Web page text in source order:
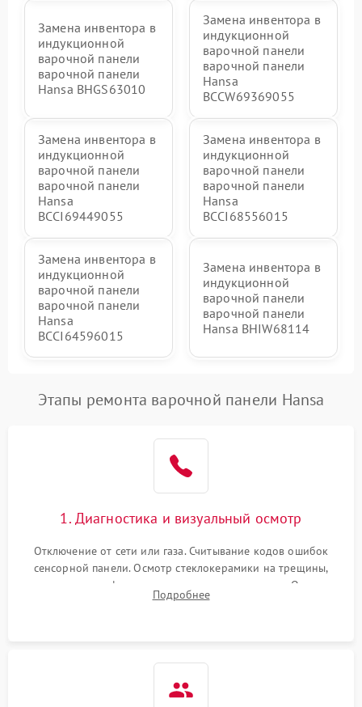
Замена инвентора в
индукционной
варочной панели
варочной панели
Hansa BHGS63010
Замена инвентора в
индукционной
варочной панели
варочной панели
Hansa
BCCW69369055
Замена инвентора в
индукционной
варочной панели
варочной панели
Hansa
BCCI69449055
Замена инвентора в
индукционной
варочной панели
варочной панели
Hansa
BCCI68556015
Замена инвентора в
индукционной
варочной панели
варочной панели
Hansa
BCCI64596015
Замена инвентора в
индукционной
варочной панели
варочной панели
Hansa BHIW68114
Этапы ремонта варочной панели Hansa
1. Диагностика и визуальный осмотр
Отключение от сети или газа. Считывание кодов ошибок
сенсорной панели. Осмотр стеклокерамики на трещины,
проверка конфорок на равномерность нагрева. Опрос
клиента о симптомах (не включается, не видит посуду,
Подробнее